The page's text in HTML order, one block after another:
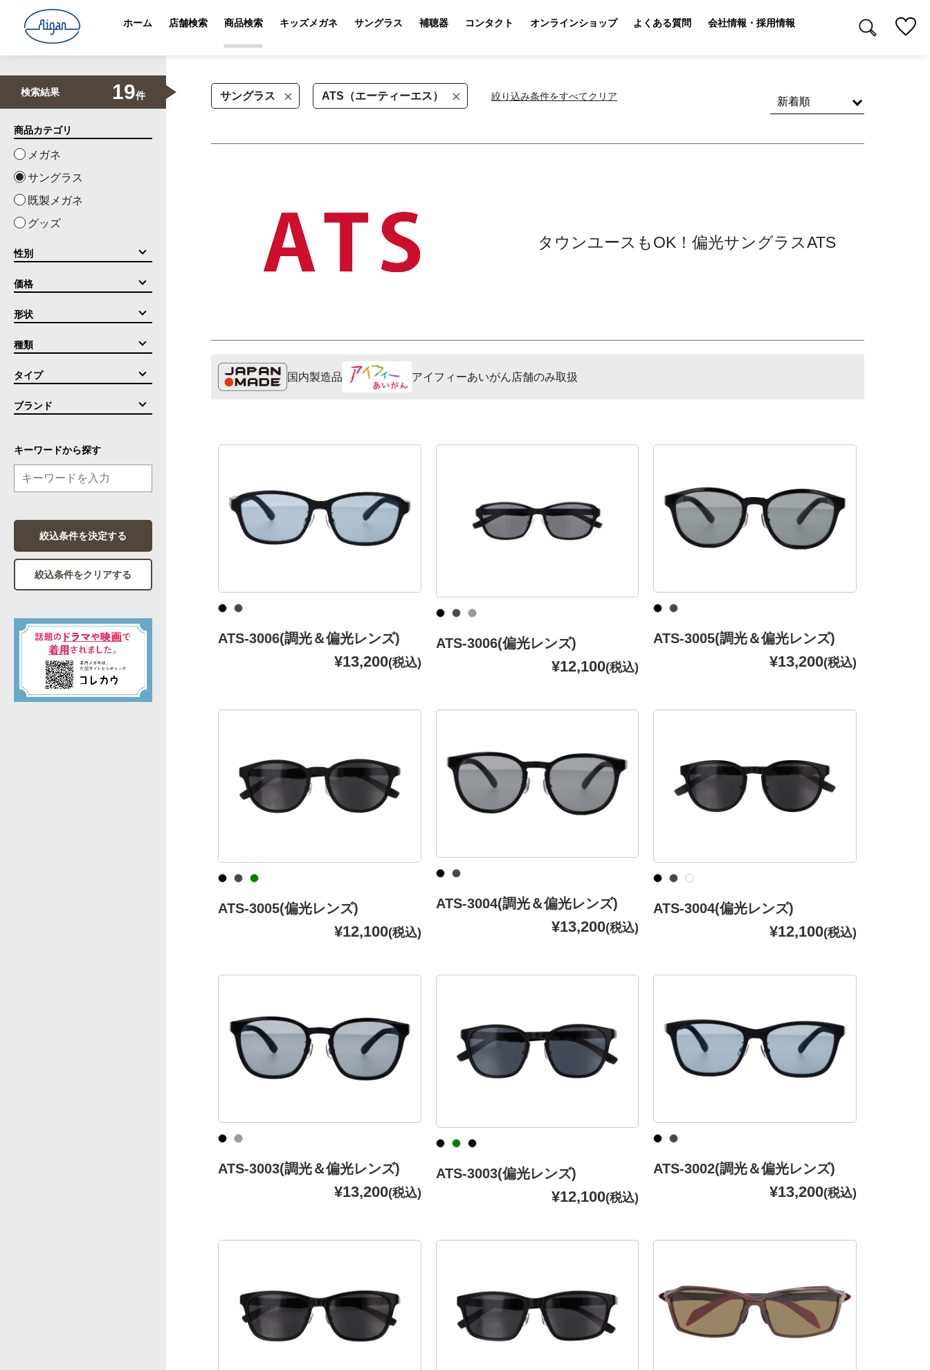
ホーム 店舗検索 商品検索 キッズメガネ サングラス 補聴器 コンタクト オンラインショップ よくある質問 会社情報・採用情報
サングラス ATS（エーティーエス） 絞り込み条件をすべてクリア
タウンユースもOK！偏光サングラスATS
国内製造品 アイフィーあいがん店舗のみ取扱
ATS-3006(調光＆偏光レンズ)
¥13,200(税込)
ATS-3006(偏光レンズ)
¥12,100(税込)
ATS-3005(調光＆偏光レンズ)
¥13,200(税込)
ATS-3005(偏光レンズ)
¥12,100(税込)
ATS-3004(調光＆偏光レンズ)
¥13,200(税込)
ATS-3004(偏光レンズ)
¥12,100(税込)
ATS-3003(調光＆偏光レンズ)
¥13,200(税込)
ATS-3003(偏光レンズ)
¥12,100(税込)
ATS-3002(調光＆偏光レンズ)
¥13,200(税込)
検索結果 19件
商品カテゴリ
メガネ
サングラス
既製メガネ
グッズ
性別
価格
形状
種類
タイプ
ブランド
キーワードから探す
絞込条件を決定する
絞込条件をクリアする